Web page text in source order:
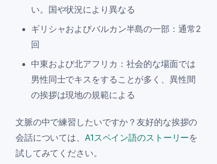
い。国や状況により異なる
ギリシャおよびバルカン半島の一部：通常2
回
中東および北アフリカ：社会的な場面では
男性同士でキスをすることが多く、異性間
の挨拶は現地の規範による
文脈の中で練習したいですか？友好的な挨拶の
会話については、 A1スペイン語のストーリーを
試してみてください。